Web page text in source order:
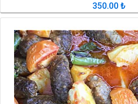
350.00₺